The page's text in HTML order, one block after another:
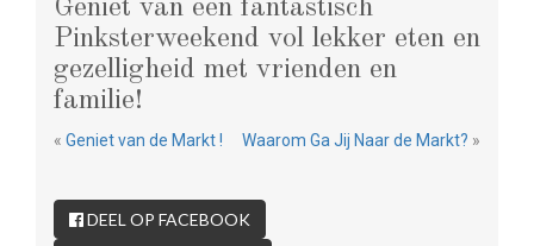
Geniet van een fantastisch
Pinksterweekend vol lekker eten en
gezelligheid met vrienden en
familie!
« Geniet van de Markt ! Waarom Ga Jij Naar de Markt? »
DEEL OP FACEBOOK